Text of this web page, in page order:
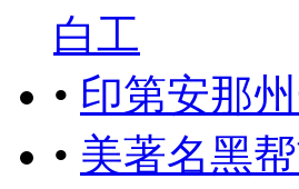
白工
• 印第安那
• 美著名黑